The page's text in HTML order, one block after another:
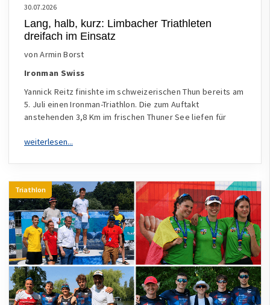
30.07.2026
Lang, halb, kurz: Limbacher Triathleten
dreifach im Einsatz
von Armin Borst
Ironman Swiss
Yannick Reitz finishte im schweizerischen Thun bereits am
5. Juli einen Ironman-Triathlon. Die zum Auftakt
anstehenden 3,8 Km im frischen Thuner See liefen für
Triathlon